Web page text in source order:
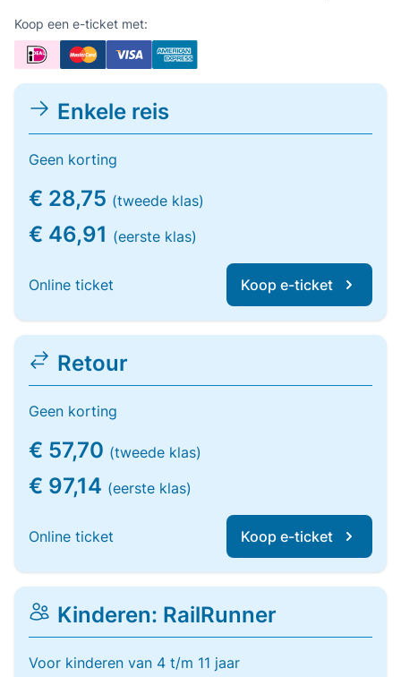
Koop een e-ticket met:
Enkele reis
Geen korting
€ 28,75 (tweede klas)
€ 46,91 (eerste klas)
Online ticket Koop e-ticket
Retour
Geen korting
€ 57,70 (tweede klas)
€ 97,14 (eerste klas)
Online ticket Koop e-ticket
Kinderen: RailRunner
Voor kinderen van 4 t/m 11 jaar